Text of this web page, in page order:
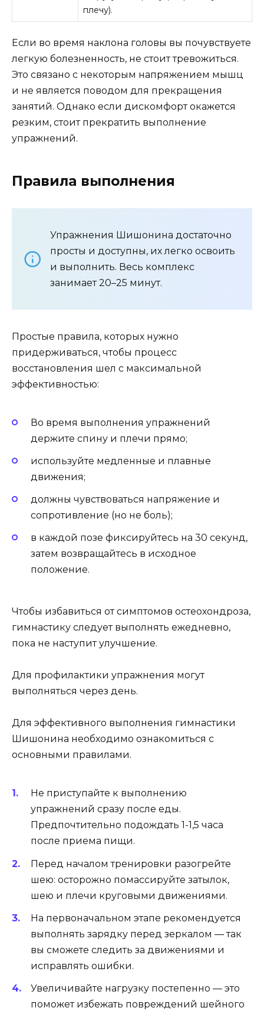
плечу).
Если во время наклона головы вы почувствуете
легкую болезненность, не стоит тревожиться.
Это связано с некоторым напряжением мышц
и не является поводом для прекращения
занятий. Однако если дискомфорт окажется
резким, стоит прекратить выполнение
упражнений.
Правила выполнения
Упражнения Шишонина достаточно
просты и доступны, их легко освоить
и выполнить. Весь комплекс
занимает 20–25 минут.
Простые правила, которых нужно
придерживаться, чтобы процесс
восстановления шел с максимальной
эффективностью:
Во время выполнения упражнений
держите спину и плечи прямо;
используйте медленные и плавные
движения;
должны чувствоваться напряжение и
сопротивление (но не боль);
в каждой позе фиксируйтесь на 30 секунд,
затем возвращайтесь в исходное
положение.
Чтобы избавиться от симптомов остеохондроза,
гимнастику следует выполнять ежедневно,
пока не наступит улучшение.
Для профилактики упражнения могут
выполняться через день.
Для эффективного выполнения гимнастики
Шишонина необходимо ознакомиться с
основными правилами.
Не приступайте к выполнению
упражнений сразу после еды.
Предпочтительно подождать 1-1,5 часа
после приема пищи.
Перед началом тренировки разогрейте
шею: осторожно помассируйте затылок,
шею и плечи круговыми движениями.
На первоначальном этапе рекомендуется
выполнять зарядку перед зеркалом — так
вы сможете следить за движениями и
исправлять ошибки.
Увеличивайте нагрузку постепенно — это
поможет избежать повреждений шейного